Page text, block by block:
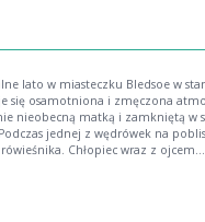
lato w miasteczku Bledsoe w
się osamotniona i zmęczona
jednej z wędrówek na